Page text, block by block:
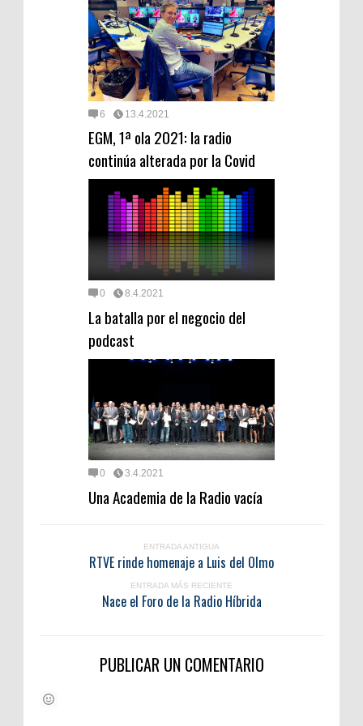
6 13.4.2021
EGM, 1ª ola 2021: la radio
continúa alterada por la Covid
0 8.4.2021
La batalla por el negocio del
podcast
0 3.4.2021
Una Academia de la Radio vacía
ENTRADA ANTIGUA
RTVE rinde homenaje a Luis del Olmo
ENTRADA MÁS RECIENTE
Nace el Foro de la Radio Híbrida
PUBLICAR UN COMENTARIO